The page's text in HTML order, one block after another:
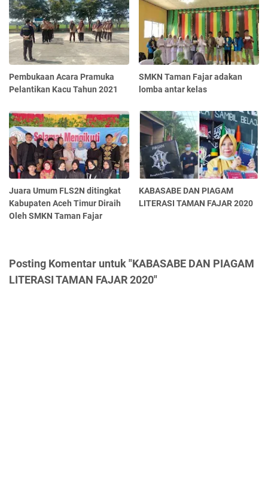
Pembukaan Acara Pramuka
Pelantikan Kacu Tahun 2021
SMKN Taman Fajar adakan
lomba antar kelas
Juara Umum FLS2N ditingkat
Kabupaten Aceh Timur Diraih
Oleh SMKN Taman Fajar
KABASABE DAN PIAGAM
LITERASI TAMAN FAJAR 2020
Posting Komentar untuk "KABASABE DAN PIAGAM
LITERASI TAMAN FAJAR 2020"